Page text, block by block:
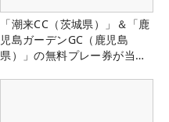
「潮来CC（茨城県）」＆「鹿
児島ガーデンGC（鹿児島
県）」の無料プレー券が当た